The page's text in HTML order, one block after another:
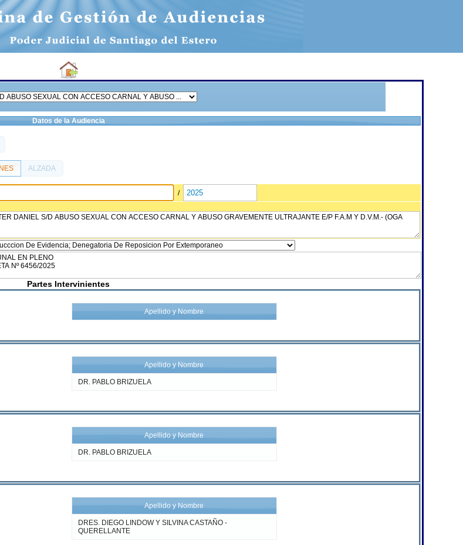
Datos de la Audiencia
ALZADA
/
Partes Intervinientes
Apellido y Nombre
Apellido y Nombre
DR. PABLO BRIZUELA
Apellido y Nombre
DR. PABLO BRIZUELA
Apellido y Nombre
DRES. DIEGO LINDOW Y SILVINA CASTAÑO -
QUERELLANTE